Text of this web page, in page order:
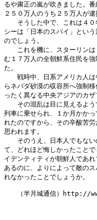
るや粛正の嵐が吹きました。
２５０万人のうち２５万人が
そうした中で、これは４０
シーは「日本のスパイ」とい
のでしょう。
これを機に、スターリンは
む１７万人の全朝鮮系住民を
た。
戦時中、日系アメリカ人は
らネバダ砂漠の収容所へ強制
ったく異なる中央アジアのカ
その混乱は目に見えるよう
列車に乗せられ、１か月かか
れたのですから、その辛酸苦
思われます。
そのうえ、日本人でもない
て、どれほど悔しかったこと
イデンティティが朝鮮人であ
あるのに、よりによって敵の
れなかったことでしょうか。
（半月城通信）http://